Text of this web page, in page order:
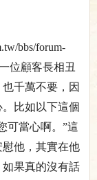
bbs/forum-
位顧客長相丑
千萬不要，因
比如以下這個
可當心啊。”這
他，其實在他
果真的沒有話